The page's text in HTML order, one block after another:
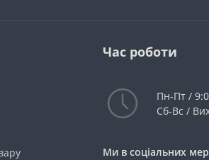
Час роботи
Пн-Пт /
Сб-Вс /
Ми в соціальних